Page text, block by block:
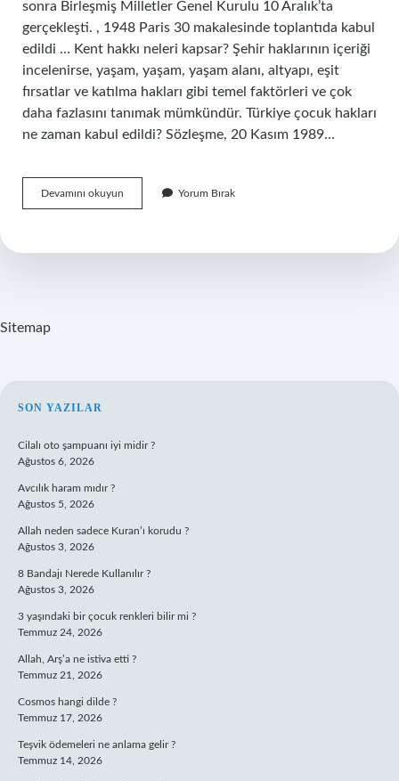
sonra Birleşmiş Milletler Genel Kurulu 10 Aralık’ta
gerçekleşti. , 1948 Paris 30 makalesinde toplantıda kabul
edildi … Kent hakkı neleri kapsar? Şehir haklarının içeriği
incelenirse, yaşam, yaşam, yaşam alanı, altyapı, eşit
fırsatlar ve katılma hakları gibi temel faktörleri ve çok
daha fazlasını tanımak mümkündür. Türkiye çocuk hakları
ne zaman kabul edildi? Sözleşme, 20 Kasım 1989…
Devamını okuyun
Hakları
Kabul
Yorum Bırak
Sitemap
SIDEBAR
SON YAZILAR
Cilalı oto şampuanı iyi midir ?
Ağustos 6, 2026
Avcılık haram mıdır ?
Ağustos 5, 2026
Allah neden sadece Kuran’ı korudu ?
Ağustos 3, 2026
8 Bandajı Nerede Kullanılır ?
Ağustos 3, 2026
3 yaşındaki bir çocuk renkleri bilir mi ?
Temmuz 24, 2026
Allah, Arş’a ne istiva etti ?
Temmuz 21, 2026
Cosmos hangi dilde ?
Temmuz 17, 2026
Teşvik ödemeleri ne anlama gelir ?
Temmuz 14, 2026